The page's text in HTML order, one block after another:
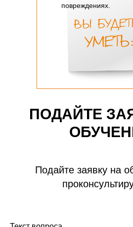
повреждениях.
ПОДАЙТЕ
Подайте заявку на